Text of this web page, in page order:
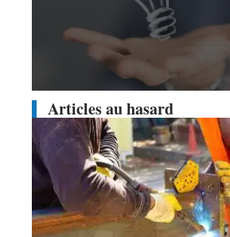
Articles au hasard